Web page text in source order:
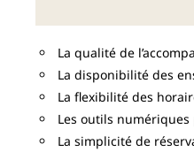
La qualité de
La disponibilité des
La flexibilité des
Les outils
La simplicité de